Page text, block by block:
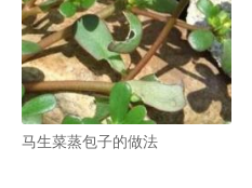
马生菜蒸包子的做法